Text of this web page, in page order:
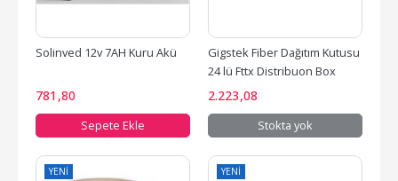
Solinved 12v 7AH Kuru Akü
781 ,80
Sepete Ekle
Gigstek Fiber Dağıtım Kutusu
24 lü Fttx Distribuon Box
2.223,08
Stokta yok
YENI
YENI